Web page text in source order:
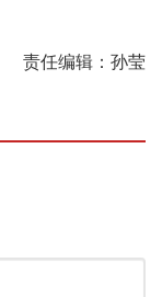
责任编辑：孙莹